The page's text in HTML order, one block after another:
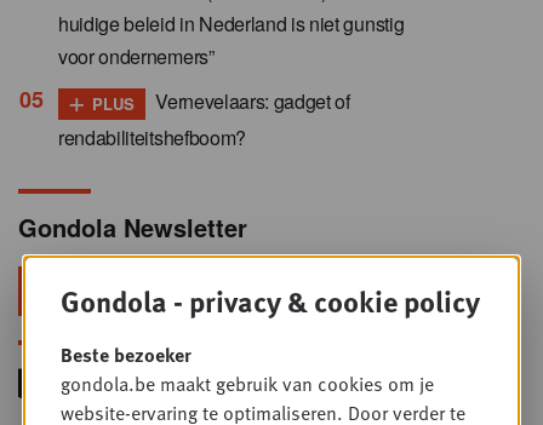
huidige beleid in Nederland is niet gunstig
voor ondernemers”
+ PLUS
Vernevelaars: gadget of
rendabiliteitshefboom?
Gondola Newsletter
Blijf voorop in retail & foodservice!
Gondola - privacy & cookie policy
Beste bezoeker
gondola.be maakt gebruik van cookies om je
website-ervaring te optimaliseren. Door verder te